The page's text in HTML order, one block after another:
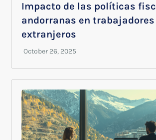
Impacto de las políticas
andorranas en trabajadores
extranjeros